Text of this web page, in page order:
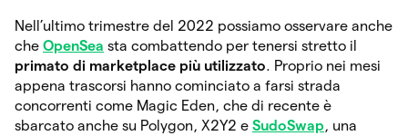
Nell’ultimo trimestre del 2022 possiamo osservare anche
che OpenSea sta combattendo per tenersi stretto il
primato di marketplace più utilizzato. Proprio nei mesi
appena trascorsi hanno cominciato a farsi strada
concorrenti come Magic Eden, che di recente è
sbarcato anche su Polygon, X2Y2 e SudoSwap, una